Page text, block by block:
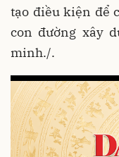
tạo điều kiện để
con đường xây
minh./.